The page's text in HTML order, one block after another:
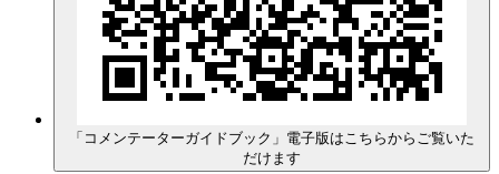
「コメンテーターガイドブック」電子版はこちらからご覧いた
だけます